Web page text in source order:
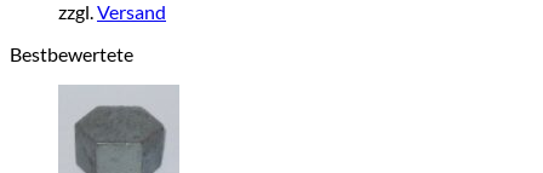
zzgl.Versand
Bestbewertete